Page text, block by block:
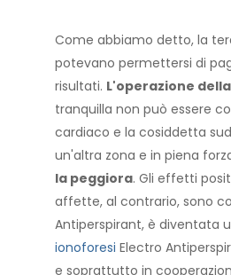
Come abbiamo detto, la
potevano permettersi di
risultati. L'operazione della
tranquilla non può essere
cardiaco e la cosiddetta
un'altra zona e in piena
la peggiora. Gli effetti
affette, al contrario, sono
Antiperspirant, è diventata
ionoforesi Electro
e soprattutto in